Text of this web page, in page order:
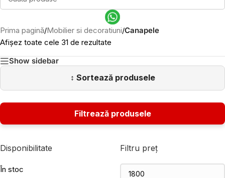
Prima pagină/Mobilier si decoratiuni/Canapele
Afișez toate cele 31 de rezultate
Show sidebar
Disponibilitate
În stoc
Filtru preț